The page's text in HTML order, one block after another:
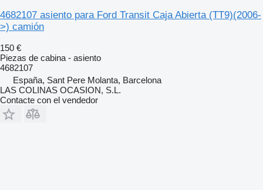
4682107 asiento para Ford Transit Caja Abierta (TT9)(2006-
>) camión
150 €
Piezas de cabina - asiento
4682107
España, Sant Pere Molanta, Barcelona
LAS COLINAS OCASION, S.L.
Contacte con el vendedor